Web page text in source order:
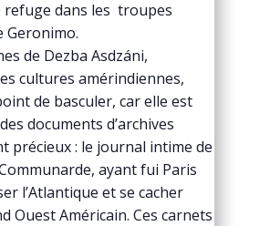
refuge dans les troupes
Geronimo.
de Dezba Asdzáni,
cultures amérindiennes,
de basculer, car elle est
documents d’archives
précieux : le journal intime de
ayant fui Paris
l’Atlantique et se cacher
Ouest Américain. Ces carnets